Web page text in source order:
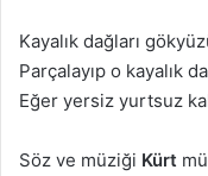
Kayalık dağları
Parçalayıp o kayalık
Eğer yersiz yurtsuz
Söz ve müziği Kürt